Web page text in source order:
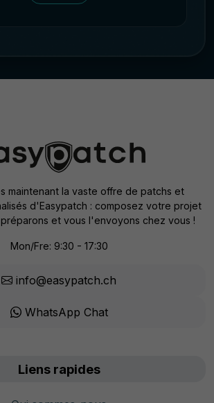
maintenant la vaste offre de patchs et
d'Easypatch : composez votre projet
et vous l'envoyons chez vous !
Mon/Fre: 9:30 - 17:30
info@easypatch.ch
WhatsApp Chat
Liens rapides